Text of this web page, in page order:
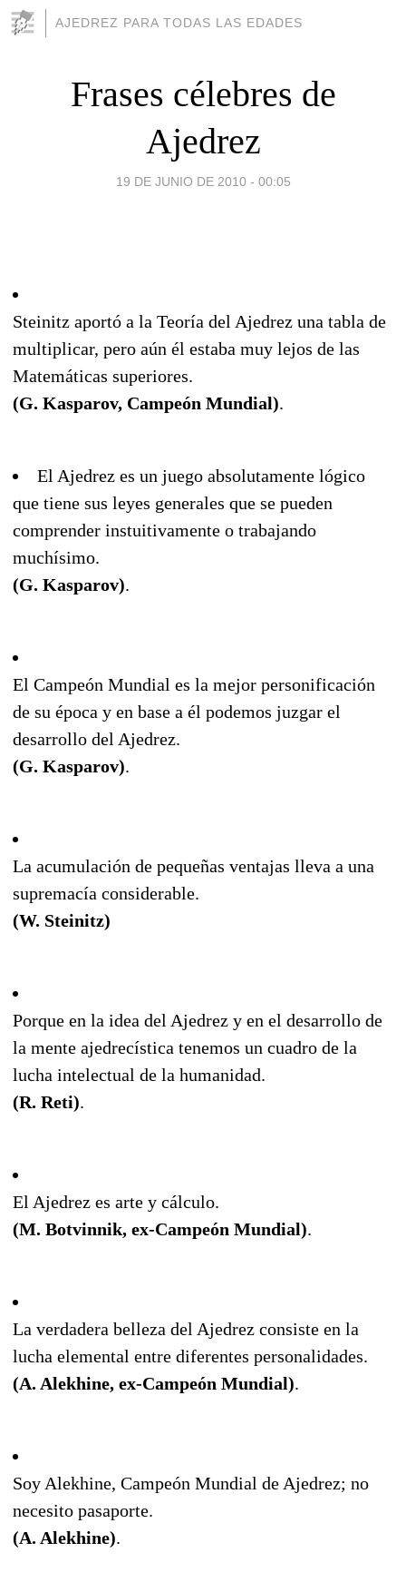
AJEDREZ PARA TODAS LAS EDADES
Frases célebres de
Ajedrez
19 DE JUNIO DE 2010 - 00:05
Steinitz aportó a la Teoría del Ajedrez una tabla de
multiplicar, pero aún él estaba muy lejos de las
Matemáticas superiores.
(G. Kasparov, Campeón Mundial).
El Ajedrez es un juego absolutamente lógico
que tiene sus leyes generales que se pueden
comprender instuitivamente o trabajando
muchísimo.
(G. Kasparov).
El Campeón Mundial es la mejor personificación
de su época y en base a él podemos juzgar el
desarrollo del Ajedrez.
(G. Kasparov).
La acumulación de pequeñas ventajas lleva a una
supremacía considerable.
(W. Steinitz)
Porque en la idea del Ajedrez y en el desarrollo de
la mente ajedrecística tenemos un cuadro de la
lucha intelectual de la humanidad.
(R. Reti).
El Ajedrez es arte y cálculo.
(M. Botvinnik, ex-Campeón Mundial).
La verdadera belleza del Ajedrez consiste en la
lucha elemental entre diferentes personalidades.
(A. Alekhine, ex-Campeón Mundial).
Soy Alekhine, Campeón Mundial de Ajedrez; no
necesito pasaporte.
(A. Alekhine).